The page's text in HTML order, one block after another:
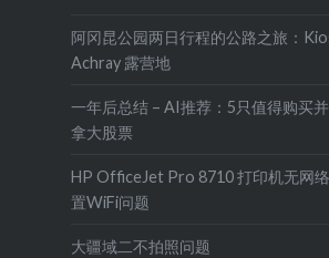
阿冈昆公园两日行程的公路之旅：
Achray 露营地
一年后总结 – AI推荐：5只值得购买
拿大股票
HP OfficeJet Pro 8710 打印机无网
置WiFi问题
大疆域二不拍照问题